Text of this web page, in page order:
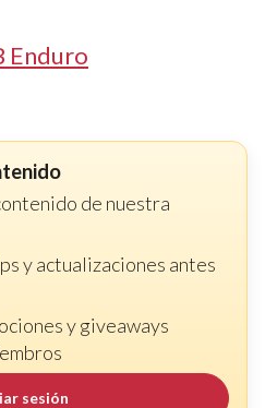
Enduro
de nuestra
y actualizaciones antes
y giveaways
sesión